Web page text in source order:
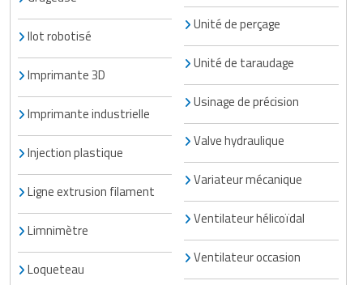
Ilot robotisé
Imprimante 3D
Imprimante industrielle
Injection plastique
Ligne extrusion filament
Limnimètre
Loqueteau
Unité de perçage
Unité de taraudage
Usinage de précision
Valve hydraulique
Variateur mécanique
Ventilateur hélicoïdal
Ventilateur occasion